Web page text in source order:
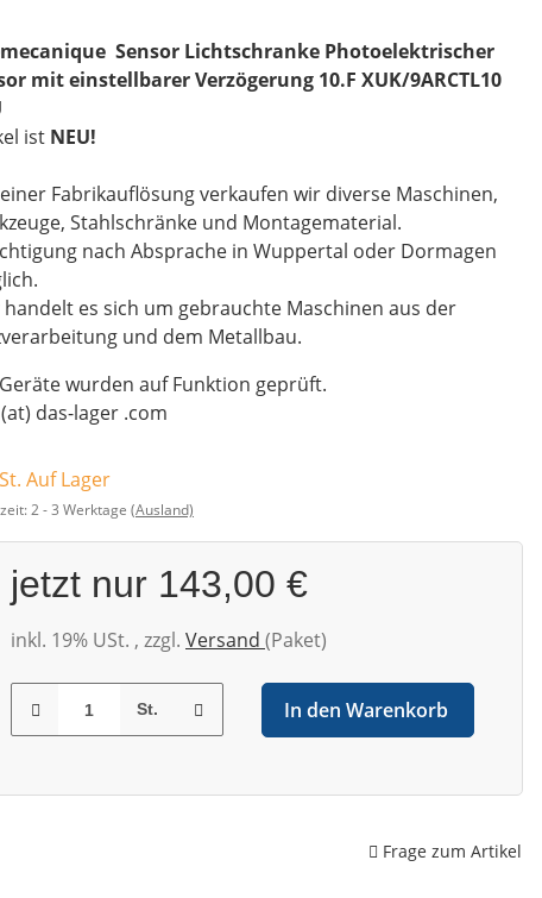
Sensor Lichtschranke Photoelektrischer
mit einstellbarer Verzögerung 10.F XUK/9ARCTL10
ist NEU!
Fabrikauflösung verkaufen wir diverse Maschinen,
Stahlschränke und Montagematerial.
nach Absprache in Wuppertal oder Dormagen
handelt es sich um gebrauchte Maschinen aus der
und dem Metallbau.
wurden auf Funktion geprüft.
das-lager .com
Auf Lager
2 - 3 Werktage (Ausland)
jetzt nur 143,00 €
inkl. 19% USt. , zzgl. Versand (Paket)
St. In den Warenkorb
Frage zum Artikel